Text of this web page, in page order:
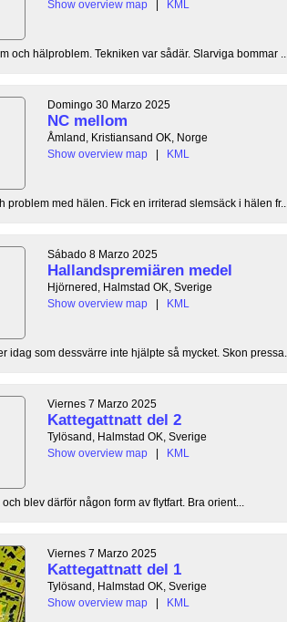
Show overview map
| KML
och hälproblem. Tekniken var sådär. Slarviga bommar ...
Domingo 30 Marzo 2025
NC mellom
Åmland, Kristiansand OK, Norge
Show overview map
| KML
med hälen. Fick en irriterad slemsäck i hälen fr...
Sábado 8 Marzo 2025
Hallandspremiären medel
Hjörnered, Halmstad OK, Sverige
Show overview map
| KML
som dessvärre inte hjälpte så mycket. Skon pressa...
Viernes 7 Marzo 2025
Kattegattnatt del 2
Tylösand, Halmstad OK, Sverige
Show overview map
| KML
blev därför någon form av flytfart. Bra orient...
Viernes 7 Marzo 2025
Kattegattnatt del 1
Tylösand, Halmstad OK, Sverige
Show overview map
| KML